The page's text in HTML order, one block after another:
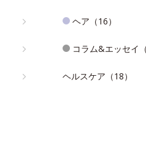
ヘア（16）
コラム&エッセイ
ヘルスケア（18）